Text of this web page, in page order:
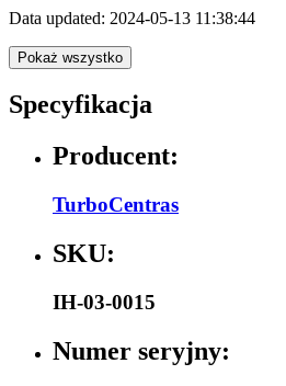
Data updated: 2024-05-13 11:38:44
Pokaż wszystko
Specyfikacja
Producent:
TurboCentras
SKU:
IH-03-0015
Numer seryjny: